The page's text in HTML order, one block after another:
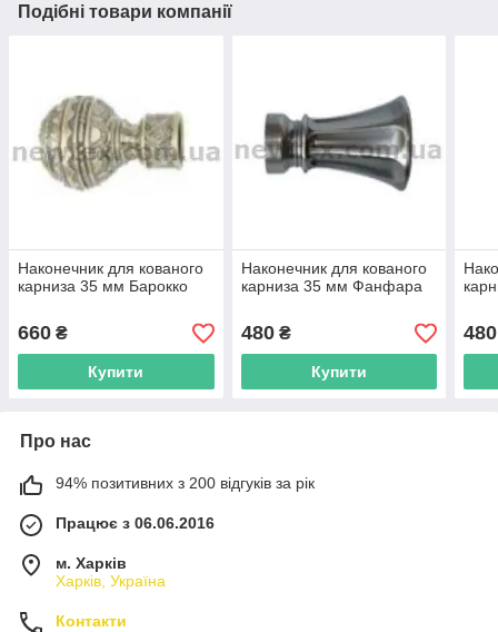
Подібні товари компанії
Наконечник для кованого
карниза 35 мм Барокко
660 ₴
Купити
Наконечник для кованого
карниза 35 мм Фанфара
480₴
Купити
480
Про нас
94% позитивних з 200 відгуків за рік
Працює з 06.06.2016
м. Харків
Харків, Україна
Контакти